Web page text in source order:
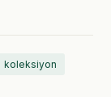
koleksiyon